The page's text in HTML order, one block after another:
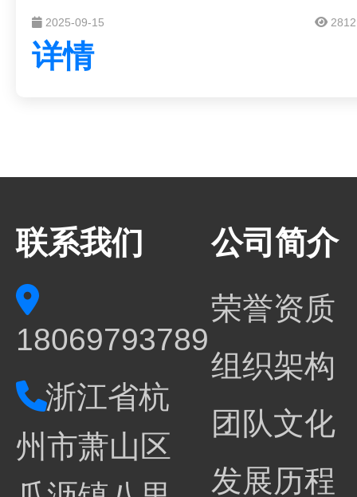
2025-09-15
详情
联系我们
18069793789
浙江省杭
州市萧山区
公司简介
荣誉资质
组织架构
团队文化
发展历程